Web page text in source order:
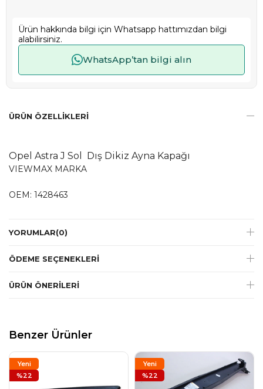
Ürün hakkında bilgi için Whatsapp hattımızdan bilgi
alabilirsiniz.
WhatsApp’tan bilgi alın
ÜRÜN ÖZELLIKLERI
Opel Astra J Sol Dış Dikiz Ayna Kapağı
VIEWMAX MARKA
OEM: 1428463
YORUMLAR(0)
ÖDEME SEÇENEKLERI
ÜRÜN ÖNERILERI
Benzer Ürünler
Yeni
Ürün
%22
Yeni
Ürün
%22